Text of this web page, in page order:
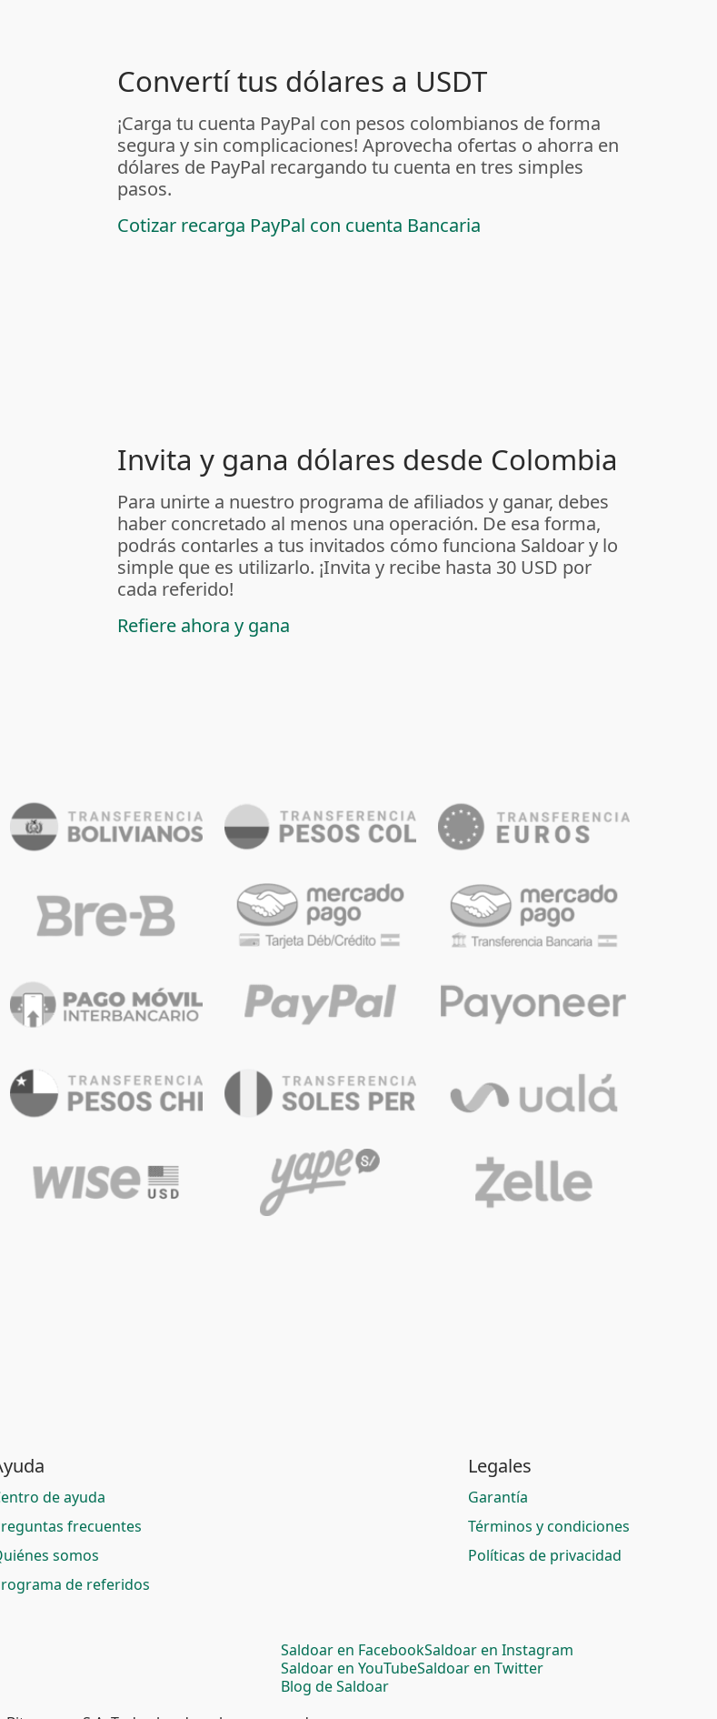
Convertí tus dólares a USDT
¡Carga tu cuenta PayPal con pesos colombianos de forma
segura y sin complicaciones! Aprovecha ofertas o ahorra en
dólares de PayPal recargando tu cuenta en tres simples
pasos.
Cotizar recarga PayPal con cuenta Bancaria
Invita y gana dólares desde Colombia
Para unirte a nuestro programa de afiliados y ganar, debes
haber concretado al menos una operación. De esa forma,
podrás contarles a tus invitados cómo funciona Saldoar y lo
simple que es utilizarlo. ¡Invita y recibe hasta 30 USD por
cada referido!
Refiere ahora y gana
de ayuda
frecuentes
somos
de referidos
Legales
Garantía
Términos y condiciones
Políticas de privacidad
Saldoar en FacebookSaldoar en Instagram
Saldoar en YouTubeSaldoar en Twitter
Blog de Saldoar